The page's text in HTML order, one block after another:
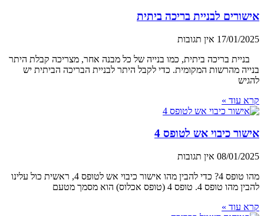
אישורים לבניית בריכה ביתית
17/01/2025 אין תגובות
בניית בריכה ביתית, כמו בנייה של כל מבנה אחר, מצריכה קבלת היתר
בנייה מהרשות המקומית. כדי לקבל היתר לבניית הבריכה הביתית יש
להגיש
קרא עוד »
אישור כיבוי אש לטופס 4
08/01/2025 אין תגובות
מהו טופס 4? כדי להבין מהו אישור כיבוי אש לטופס 4, ראשית כול עלינו
להבין מהו טופס 4. טופס 4 (טופס אכלוס) הוא מסמך מטעם
קרא עוד »